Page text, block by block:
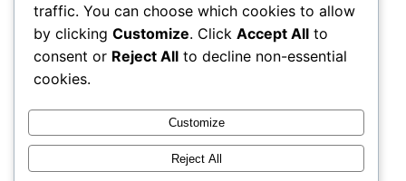
libur Tahun Baru Imlek 2026. PT Jasa
Marga (Persero) Tbk melaporkan
bahwa sebanyak 1,6 juta kendaraan
melintas di berbagai ruas jalan tol
kota dengan daerah…
traffic. You can choose which cookies to allow
by clicking Customize. Click Accept All to
consent or Reject All to decline non-essential
cookies.
Customize
Reject All